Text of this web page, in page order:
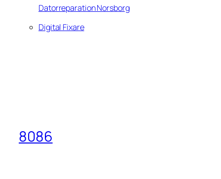
Datorreparation Norsborg
Digital Fixare
8086